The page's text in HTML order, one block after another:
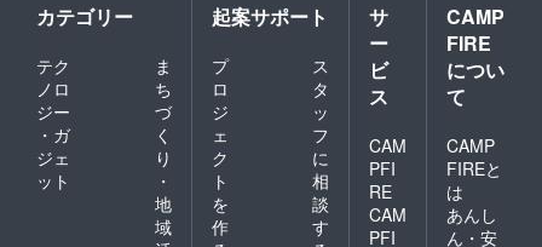
カテゴリー
テク
ノロ
ジー
・ガ
ジェ
ット
ま
ち
づ
く
り
・
地
域
起案サポート
プ
ロ
ジ
ェ
ク
ト
を
作
ス
タ
ッ
フ
に
相
談
す
サ
ー
ビ
ス
CAM
PFI
RE
CAM
PFI
CAMP
FIRE
につい
て
CAMP
FIREと
は
あんし
ん・安